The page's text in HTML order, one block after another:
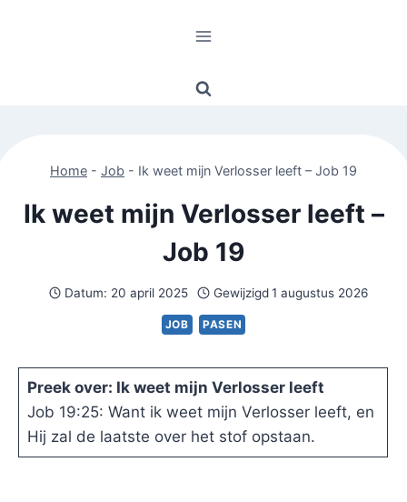
Home - Job - Ik weet mijn Verlosser leeft – Job 19
Ik weet mijn Verlosser leeft –
Job 19
Datum: 20 april 2025 Gewijzigd 1 augustus 2026
JOB PASEN
Preek over: Ik weet mijn Verlosser leeft
Job 19:25: Want ik weet mijn Verlosser leeft, en
Hij zal de laatste over het stof opstaan.